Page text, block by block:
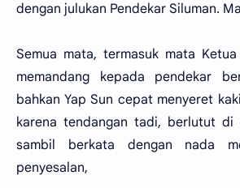
dengan julukan Pendekar Siluman.
Semua mata, termasuk mata
memandang kepada pendekar
bahkan Yap Sun cepat menyeret
karena tendangan tadi, berlutut di
sambil berkata dengan nada
penyesalan,